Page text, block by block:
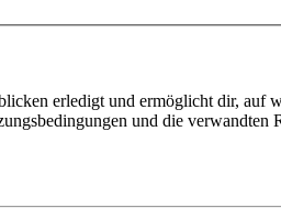
erledigt und ermöglicht dir, auf
und die verwandten